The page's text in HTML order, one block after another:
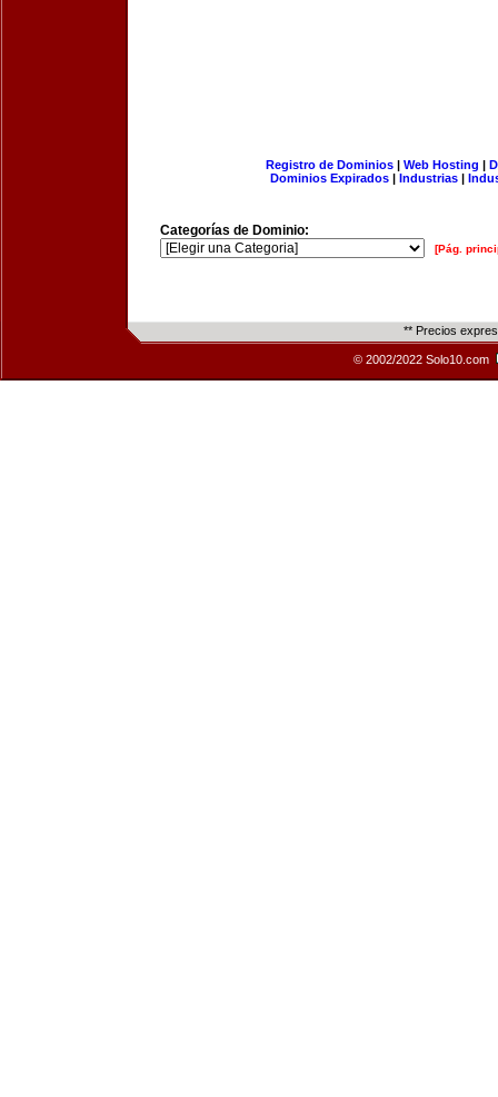
Registro de Dominios| Web Hosting |
Dominios Expirados | Industrias |
Categorías de Dominio:
[Pág.
** Precios
© 2002/2022 Solo10.com